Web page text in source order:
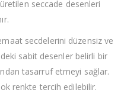
seccade desenleri
secdelerini düzensiz ve
sabit desenler belirli bir
tasarruf etmeyi sağlar.
renkte tercih edilebilir.